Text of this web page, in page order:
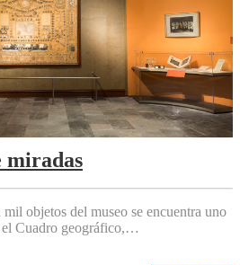
miradas
objetos del museo se encuentra uno
el Cuadro geográfico,…